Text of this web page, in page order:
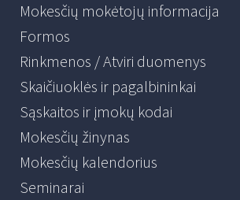
Mokesčių mokėtojų informacija
Formos
Rinkmenos / Atviri duomenys
Skaičiuoklės ir pagalbininkai
Sąskaitos ir įmokų kodai
Mokesčių žinynas
Mokesčių kalendorius
Seminarai